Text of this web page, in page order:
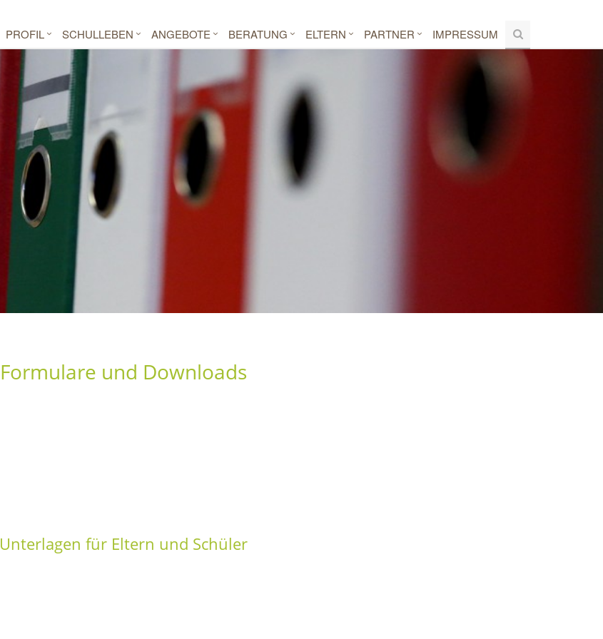
PROFIL SCHULLEBEN ANGEBOTE BERATUNG ELTERN PARTNER IMPRESSUM
Formulare und Downloads
Unterlagen für Eltern und Schüler